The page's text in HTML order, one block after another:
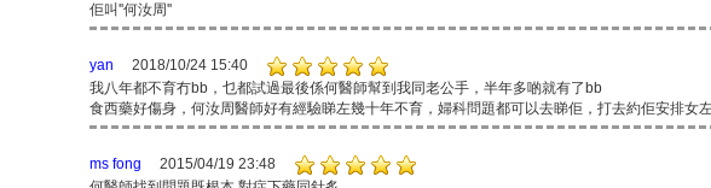
佢叫''何汝周''
yan
2018/10/24 15:40
我八年都不育冇bb，乜都試過最後係何醫師幫到我同老公手，半年多啲就有了bb
食西藥好傷身，何汝周醫師好有經驗睇左幾十年不育，婦科問題都可以去睇佢，打去約佢安排女
ms fong
2015/04/19 23:48